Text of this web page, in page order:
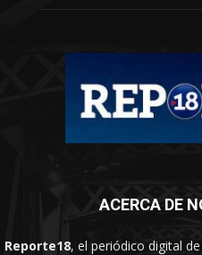
ACERCA DE
Reporte18, el periódico digital